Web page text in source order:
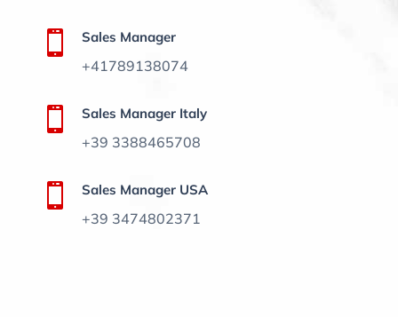
 Sales Manager
+41789138074
 Sales Manager Italy
+39 3388465708
 Sales Manager USA
+39 3474802371